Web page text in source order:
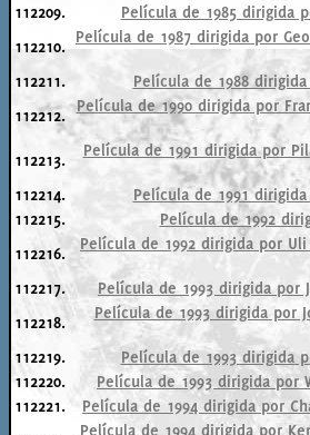
112209.
Película de 1985 dirigida
112210. Película de 1987 dirigida por
112211.
Película de 1988
112212. Película de 1990 dirigida por
112213.
Película de 1991 dirigida por
112214.
Película de 1991
112215.
Película de 1992
112216.
Película de 1992 dirigida por
112217.
Película de 1993 dirigida por
112218.
Película de 1993 dirigida por
112219.
Película de 1993 dirigida
112220.
Película de 1993 dirigida por
112221.
Película de 1994 dirigida por
Película de 1994 dirigida por